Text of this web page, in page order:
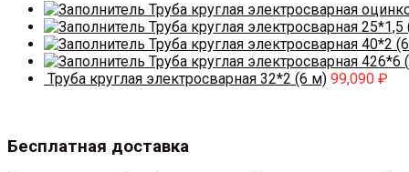
Труба круглая электросварная
Труба круглая электросварная
Труба круглая электросварная 40*2
Труба круглая электросварная 426*6
Труба круглая электросварная 32*2 (6 м) 99,090 ₽
Бесплатная доставка